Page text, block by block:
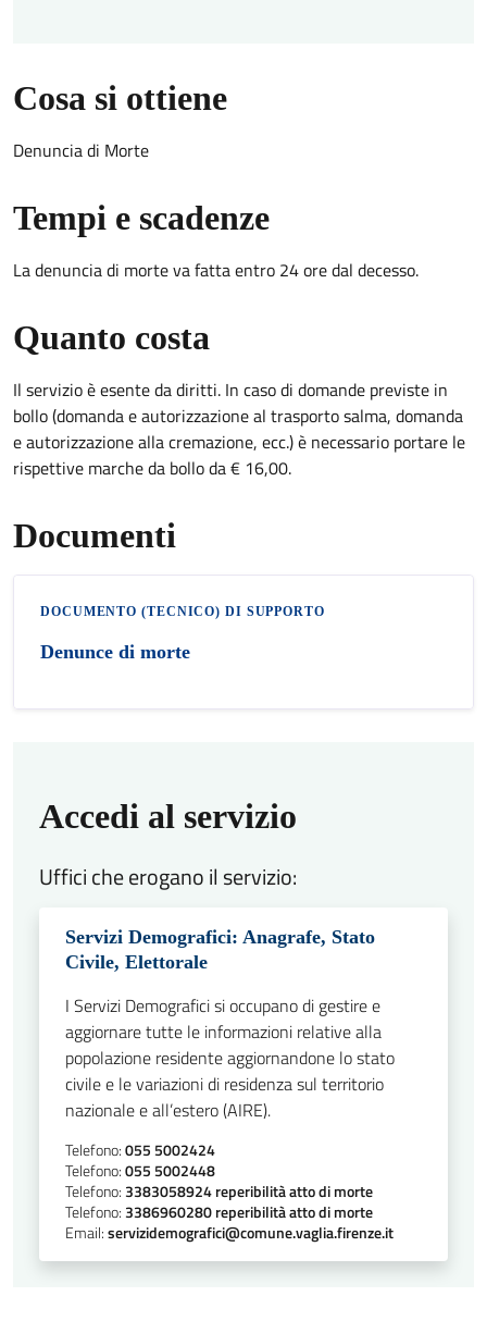
Cosa si ottiene
Denuncia di Morte
Tempi e scadenze
La denuncia di morte va fatta entro 24 ore dal decesso.
Quanto costa
Il servizio è esente da diritti. In caso di domande previste in
bollo (domanda e autorizzazione al trasporto salma, domanda
e autorizzazione alla cremazione, ecc.) è necessario portare le
rispettive marche da bollo da € 16,00.
Documenti
DOCUMENTO (TECNICO) DI SUPPORTO
Denunce di morte
Accedi al servizio
Uffici che erogano il servizio:
Servizi Demografici: Anagrafe, Stato
Civile, Elettorale
I Servizi Demografici si occupano di gestire e
aggiornare tutte le informazioni relative alla
popolazione residente aggiornandone lo stato
civile e le variazioni di residenza sul territorio
nazionale e all’estero (AIRE).
Telefono:055 5002424
Telefono:055 5002448
Telefono:3383058924 reperibilità atto di morte
Telefono:3386960280 reperibilità atto di morte
Email:servizidemografici@comune.vaglia.firenze.it